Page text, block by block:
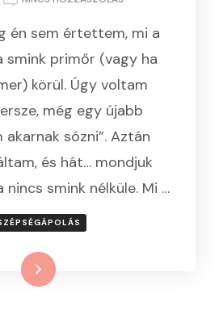
PRIMŐR
A
TITKOS
A
HIBÁTLAN
BEJEGYZÉSHEZ
én sem értettem, mi a
smink primőr (vagy ha
körül. Úgy voltam
még egy újabb
sózni”. Aztán
és hát… mondjuk
smink nélküle. Mi …
Tovább